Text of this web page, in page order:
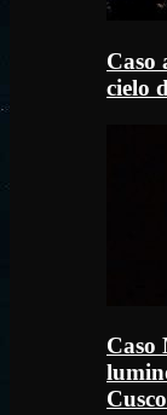
Caso
cielo
Caso